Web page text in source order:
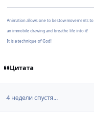
Animation allows one to bestow movements to
an immobile drawing and breathe life into it!
It is a technique of God!
Цитата
4 недели спустя...